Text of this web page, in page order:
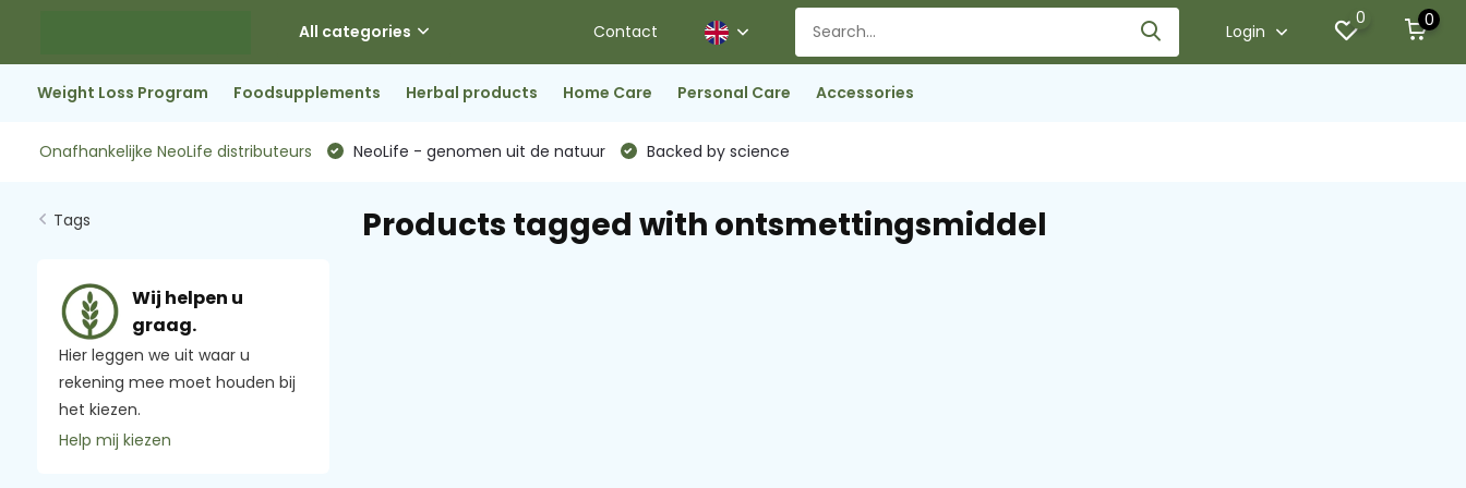
All categories Contact Login
0 0
Weight Loss Program Foodsupplements Herbal products Home Care Personal Care Accessories
Onafhankelijke NeoLife distributeurs NeoLife - genomen uit de natuur Backed by science
Tags
Wij helpen u
graag.
Hier leggen we uit waar u
rekening mee moet houden bij
het kiezen.
Help mij kiezen
Products tagged with ontsmettingsmiddel